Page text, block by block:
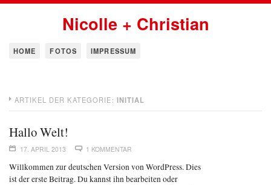
Nicolle + Christian
HOME FOTOS IMPRESSUM
ARTIKEL DER KATEGORIE: INITIAL
Hallo Welt!
17. APRIL 2013 1 KOMMENTAR
Willkommen zur deutschen Version von WordPress. Dies
ist der erste Beitrag. Du kannst ihn bearbeiten oder